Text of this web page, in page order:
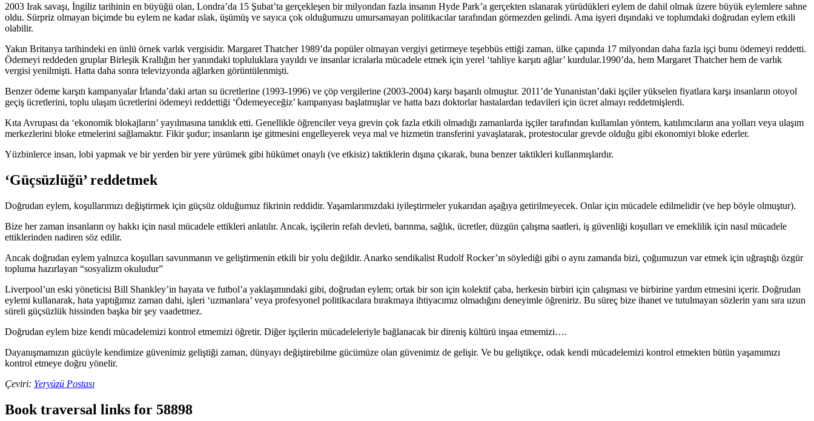
2003 Irak savaşı, İngiliz tarihinin en büyüğü olan, Londra’da 15 Şubat’ta gerçekleşen bir milyondan fazla insanın Hyde Park’a gerçekten ıslanarak yürüdükleri eylem de dahil olmak üzere büyük eylemlere sahne
oldu. Sürpriz olmayan biçimde bu eylem ne kadar ıslak, üşümüş ve sayıca çok olduğumuzu umursamayan politikacılar tarafından görmezden gelindi. Ama işyeri dışındaki ve toplumdaki doğrudan eylem etkili
olabilir.
Yakın Britanya tarihindeki en ünlü örnek varlık vergisidir. Margaret Thatcher 1989’da popüler olmayan vergiyi getirmeye teşebbüs ettiği zaman, ülke çapında 17 milyondan daha fazla işçi bunu ödemeyi reddetti.
Ödemeyi reddeden gruplar Birleşik Krallığın her yanındaki topluluklara yayıldı ve insanlar icralarla mücadele etmek için yerel ‘tahliye karşıtı ağlar’ kurdular.1990’da, hem Margaret Thatcher hem de varlık
vergisi yenilmişti. Hatta daha sonra televizyonda ağlarken görüntülenmişti.
Benzer ödeme karşıtı kampanyalar İrlanda’daki artan su ücretlerine (1993-1996) ve çöp vergilerine (2003-2004) karşı başarılı olmuştur. 2011’de Yunanistan’daki işçiler yükselen fiyatlara karşı insanların otoyol
geçiş ücretlerini, toplu ulaşım ücretlerini ödemeyi reddettiği ‘Ödemeyeceğiz’ kampanyası başlatmışlar ve hatta bazı doktorlar hastalardan tedavileri için ücret almayı reddetmişlerdi.
Kıta Avrupası da ‘ekonomik blokajların’ yayılmasına tanıklık etti. Genellikle öğrenciler veya grevin çok fazla etkili olmadığı zamanlarda işçiler tarafından kullanılan yöntem, katılımcıların ana yolları veya ulaşım
merkezlerini bloke etmelerini sağlamaktır. Fikir şudur; insanların işe gitmesini engelleyerek veya mal ve hizmetin transferini yavaşlatarak, protestocular grevde olduğu gibi ekonomiyi bloke ederler.
Yüzbinlerce insan, lobi yapmak ve bir yerden bir yere yürümek gibi hükümet onaylı (ve etkisiz) taktiklerin dışına çıkarak, buna benzer taktikleri kullanmışlardır.
‘Güçsüzlüğü’ reddetmek
Doğrudan eylem, koşullarımızı değiştirmek için güçsüz olduğumuz fikrinin reddidir. Yaşamlarımızdaki iyileştirmeler yukarıdan aşağıya getirilmeyecek. Onlar için mücadele edilmelidir (ve hep böyle olmuştur).
Bize her zaman insanların oy hakkı için nasıl mücadele ettikleri anlatılır. Ancak, işçilerin refah devleti, barınma, sağlık, ücretler, düzgün çalışma saatleri, iş güvenliği koşulları ve emeklilik için nasıl mücadele
ettiklerinden nadiren söz edilir.
Ancak doğrudan eylem yalnızca koşulları savunmanın ve geliştirmenin etkili bir yolu değildir. Anarko sendikalist Rudolf Rocker’ın söylediği gibi o aynı zamanda bizi, çoğumuzun var etmek için uğraştığı özgür
topluma hazırlayan “sosyalizm okuludur”
Liverpool’un eski yöneticisi Bill Shankley’in hayata ve futbol’a yaklaşımındaki gibi, doğrudan eylem; ortak bir son için kolektif çaba, herkesin birbiri için çalışması ve birbirine yardım etmesini içerir. Doğrudan
eylemi kullanarak, hata yaptığımız zaman dahi, işleri ‘uzmanlara’ veya profesyonel politikacılara bırakmaya ihtiyacımız olmadığını deneyimle öğreniriz. Bu süreç bize ihanet ve tutulmayan sözlerin yanı sıra uzun
süreli güçsüzlük hissinden başka bir şey vaadetmez.
Doğrudan eylem bize kendi mücadelemizi kontrol etmemizi öğretir. Diğer işçilerin mücadeleleriyle bağlanacak bir direniş kültürü inşaa etmemizi….
Dayanışmamızın gücüyle kendimize güvenimiz geliştiği zaman, dünyayı değiştirebilme gücümüze olan güvenimiz de gelişir. Ve bu geliştikçe, odak kendi mücadelemizi kontrol etmekten bütün yaşamımızı
kontrol etmeye doğru yönelir.
Çeviri: Yeryüzü Postası
Book traversal links for 58898